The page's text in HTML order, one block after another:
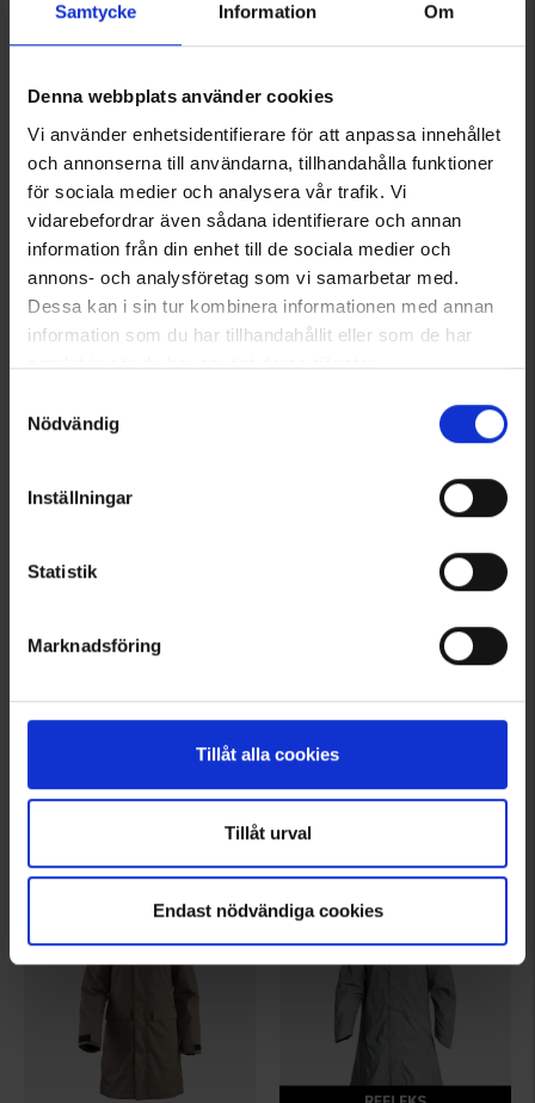
Samtycke Information Om
Denna webbplats använder cookies
Vi använder enhetsidentifierare för att anpassa innehållet
och annonserna till användarna, tillhandahålla funktioner
för sociala medier och analysera vår trafik. Vi
vidarebefordrar även sådana identifierare och annan
information från din enhet till de sociala medier och
annons- och analysföretag som vi samarbetar med.
Dessa kan i sin tur kombinera informationen med annan
information som du har tillhandahållit eller som de har
samlat in när du har använt deras tjänster.
Nödvändig
Inställningar
Statistik
Marknadsföring
Tillåt alla cookies
Tillåt urval
Endast nödvändiga cookies
Herre Vinterparkas Aspen WP
High Mountain
3010
599 kr.
Vurdering: 4.6 ud af 5 stjerner
Dame Vinterparkas Aspen WP
High Mountain
3011
599 kr.
Vurdering: 4.6 ud af 5 stjerner
Herre Vinterparkas Aspen WP
High Mountain
3010
599 kr.
High Mountain
1588
675 kr.